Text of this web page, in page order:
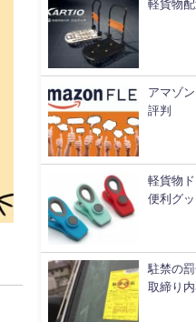
軽貨物
アマゾ
評判
軽貨物
便利グ
駐禁の
取締り